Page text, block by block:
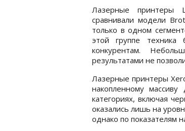
Лазерные принтеры
сравнивали модели
только в одном
этой группе техника
конкурентам.
результатами не
Лазерные принтеры
накопленному массиву
категориях, включая
оказались лишь на
однако по показателям